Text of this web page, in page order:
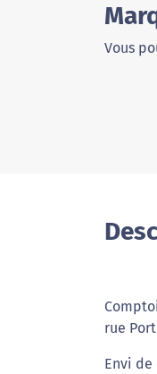
Vous
rue
Envi de